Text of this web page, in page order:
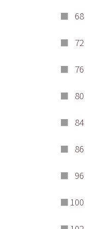
■ 68
■ 72
■ 76
■ 80
■ 84
■ 86
■ 96
■ 100